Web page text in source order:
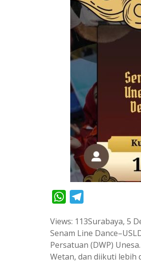
W
a
t
l
e
Views: 113Surabaya, 5
Senam Line
Persatuan (DWP)
Wetan, dan diikuti lebih